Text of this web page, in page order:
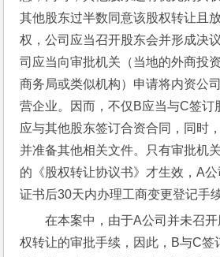
其他股东过半数同意该股权转让且
权，公司应当召开股东会并形成决
司应当向审批机关（当地的外商投
商务局或类似机构）申请将内资公
营企业。因而，不仅B应当与C签订
应与其他股东签订合资合同，同时
并准备其他相关文件。只有审批机
的《股权转让协议书》才生效，A
证书后30天内办理工商变更登记手续
在本案中，由于A公司并未召
权转让的审批手续，因此，B与C签